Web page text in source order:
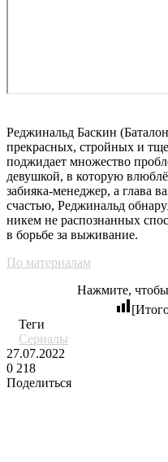
Реджинальд Баскин
прекрасных, стройных и
поджидает множество
девушкой, в которую
забияка-менеджер, а глава
счастью, Реджинальд
никем не распознанных
в борьбе за выживание.
По материалам
Нажмите,
Теги
Сериалы
27.07.2022
0 218
Поделиться